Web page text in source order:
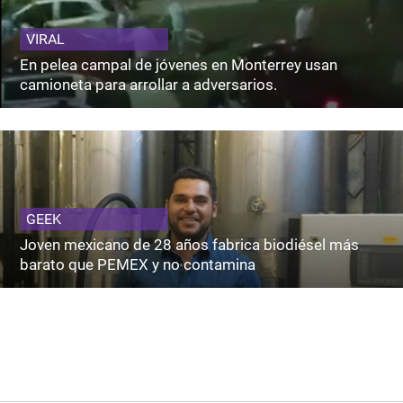
VIRAL
En pelea campal de jóvenes en Monterrey usan
camioneta para arrollar a adversarios.
GEEK
Joven mexicano de 28 años fabrica biodiésel más
barato que PEMEX y no contamina